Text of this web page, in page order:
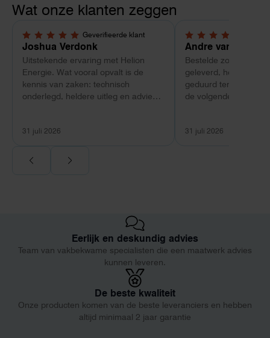
Wat onze klanten zeggen
Geverifieerde klant
5,0 van 5 sterren
Joshua Verdonk
Uitstekende ervaring met Helion
Energie. Wat vooral opvalt is de
kennis van zaken: technisch
onderlegd, heldere uitleg en advies
Ook de nazorg is uitgebreid.
Voor ondernemers extra interessant:
en hoger vastrecht. Via Helion
bereikten we hetzelfde voor een
kwart van die kosten, plus
noodstroom voor de hele camping
en zicht op zelfvoorziening met
zonnepanelen. Een aanrader bij
31 juli 2026
4 van 5 sterren
Andre van
Bestelde
geleverd, heeft wel
geduurd terwijl bij
de volgende dag al
31 juli 2026
Eerlijk en deskundig advies
Team van vakbekwame specialisten die een maatwerk advies
kunnen leveren.
De beste kwaliteit
Onze producten komen van de beste leveranciers en hebben
altijd minimaal 2 jaar garantie